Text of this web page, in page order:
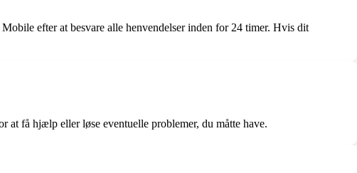
efter at besvare alle henvendelser inden for 24 timer. Hvis dit
få hjælp eller løse eventuelle problemer, du måtte have.